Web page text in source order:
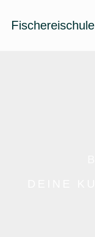
Fischereischule